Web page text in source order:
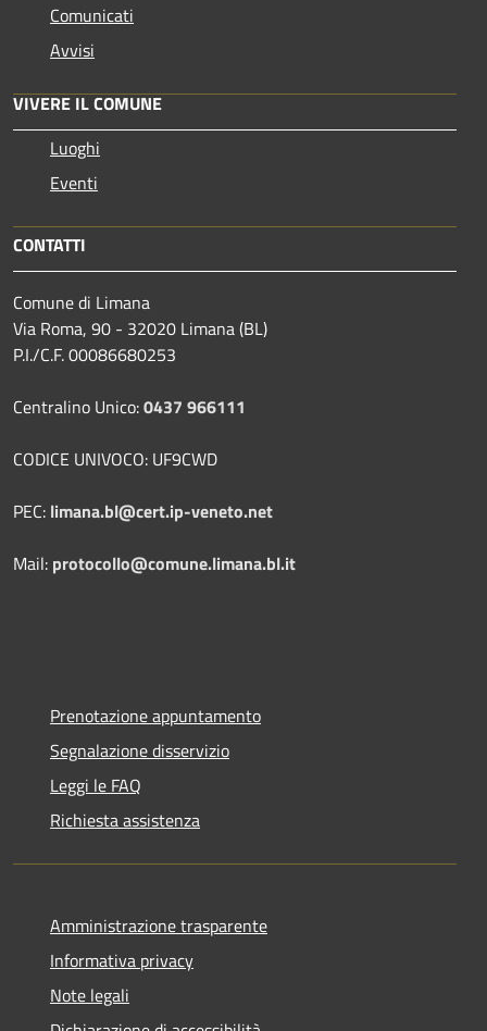
Comunicati
Avvisi
VIVERE IL COMUNE
Luoghi
Eventi
CONTATTI
Comune di Limana
Via Roma, 90 - 32020 Limana (BL)
P.I./C.F. 00086680253
Centralino Unico:0437 966111
CODICE UNIVOCO: UF9CWD
PEC: limana.bl@cert.ip-veneto.net
Mail: protocollo@comune.limana.bl.it
Prenotazione appuntamento
Segnalazione disservizio
Leggi le FAQ
Richiesta assistenza
Amministrazione trasparente
Informativa privacy
Note legali